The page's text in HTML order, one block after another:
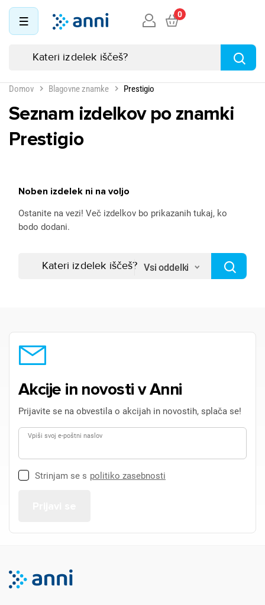
0
Domov Blagovne znamke Prestigio
Seznam izdelkov po znamki
Prestigio
Noben izdelek ni na voljo
Ostanite na vezi! Več izdelkov bo prikazanih tukaj, ko
bodo dodani.
Vsi oddelki
Akcije in novosti v Anni
Prijavite se na obvestila o akcijah in novostih, splača se!
Vpiši svoj e-poštni naslov
Strinjam se s politiko zasebnosti